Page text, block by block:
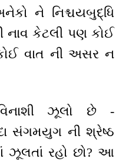
ને નિશ્ચયબુદ્ધિ
નાવ કેટલી પણ કોઈ
વાત ની અસર ન
ઝૂલો છે -
સંગમયુગ ની શ્રેષ્ઠ
ઝૂલતાં રહો છો? આ